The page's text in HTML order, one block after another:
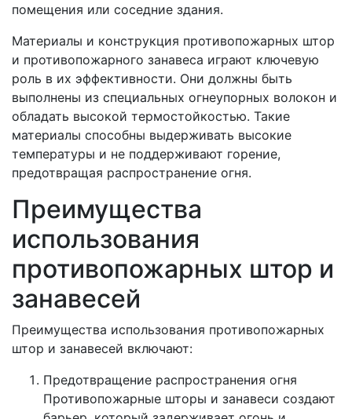
помещения или соседние здания.
Материалы и конструкция противопожарных штор
и противопожарного занавеса играют ключевую
роль в их эффективности. Они должны быть
выполнены из специальных огнеупорных волокон и
обладать высокой термостойкостью. Такие
материалы способны выдерживать высокие
температуры и не поддерживают горение,
предотвращая распространение огня.
Преимущества
использования
противопожарных штор и
занавесей
Преимущества использования противопожарных
штор и занавесей включают:
Предотвращение распространения огня
Противопожарные шторы и занавеси создают